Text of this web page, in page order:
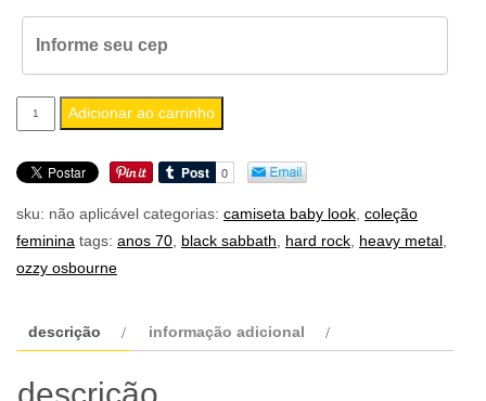
camiseta
feminina
baby
black
sabbath
(versão
quantidade
Adicionar ao carrinho
sku: não aplicável categorias: camiseta baby look coleção
feminina tags: anos 70 black sabbath hard rock heavy metal
ozzy osbourne
descrição informação adicional